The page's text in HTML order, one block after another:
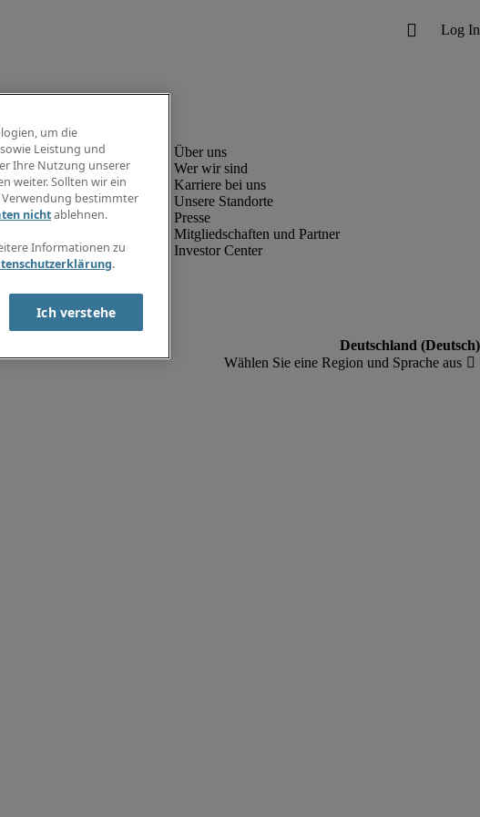
Wer wir sind
Karriere bei uns
Unsere Standorte
Presse
Mitgliedschaften und Partner
Investor Center
um die
Leistung und
Ihre Nutzung unserer
weiter. Sollten wir ein
bestimmter
nichtablehnen.
Informationen zu
.
Ich verstehe